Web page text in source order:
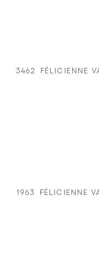
3462 FÉLICIENNE
1963 FÉLICIENNE